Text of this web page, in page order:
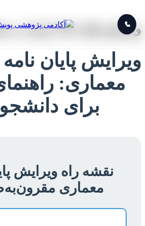
📞
ویرایش پایان نامه ارزان در
ویرایش پایان نامه
معماری:
برای
نقشه راه ویرایش
معماری